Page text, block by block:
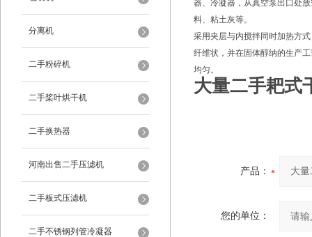
分离机
二手粉碎机
二手桨叶烘干机
二手换热器
河南出售二手压滤机
二手板式压滤机
二手不锈钢列管冷凝器
器、冷凝器，从真空泵出口处
料、粘土灰等。
采用夹层与内搅拌同时加热方
纤维状，并在固体醇纳的生产
均匀。
大量二手耙式
产品：
您的单位：